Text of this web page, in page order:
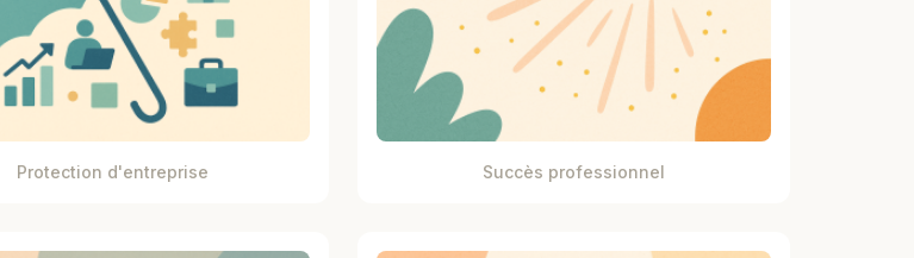
Protection d'entreprise Succès professionnel